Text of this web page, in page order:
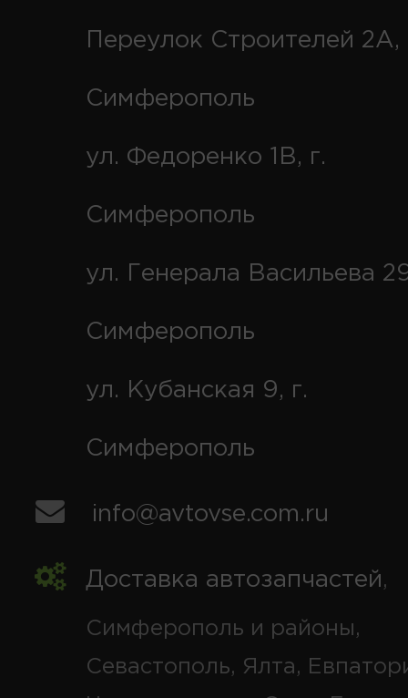
Переулок Строителей 2А,
Симферополь
ул. Федоренко 1В, г.
Симферополь
ул. Генерала Васильева
Симферополь
ул. Кубанская 9, г.
Симферополь
info@avtovse.com.ru
Доставка автозапчастей,
Симферополь и районы,
Севастополь, Ялта,